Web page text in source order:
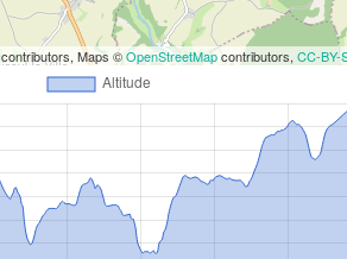
contributors, Maps ©OpenStreetMapcontributors,CC-BY-